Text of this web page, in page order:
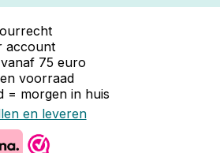
account
75 euro
voorraad
= morgen in huis
en leveren